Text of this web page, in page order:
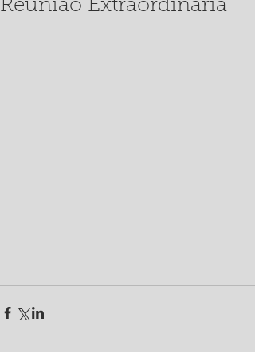
Reunião Extraordinária